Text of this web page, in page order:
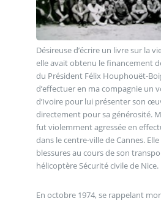
Désireuse d’écrire un livre sur la
elle avait obtenu le financement
du Président Félix Houphouët-
d’effectuer en ma compagnie un
d’Ivoire pour lui présenter son
directement pour sa générosité.
fut violemment agressée en
dans le centre-ville de Cannes.
blessures au cours de son
hélicoptère Sécurité civile de Nice.
En octobre 1974, se rappelant